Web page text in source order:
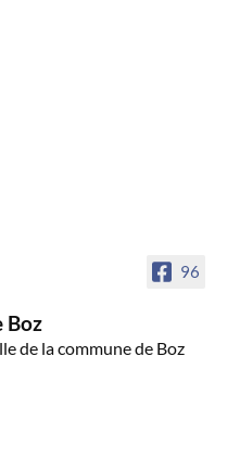
96
Boz
de la commune de Boz